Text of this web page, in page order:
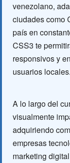
venezolano,
ciudades como
país en
CSS3 te
responsivos y
usuarios locales.
A lo largo del
visualmente
adquiriendo
empresas
marketing